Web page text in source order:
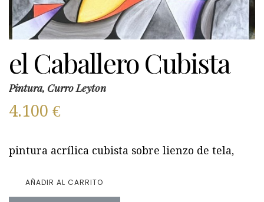
el Caballero Cubista
Pintura, Curro Leyton
4.100 €
pintura acrílica cubista sobre lienzo de tela,
AÑADIR AL CARRITO